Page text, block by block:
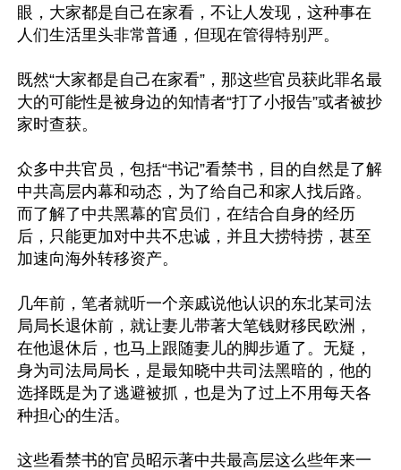
眼，大家都是自己在家看，不让人发现，这种事在
人们生活里头非常普通，但现在管得特别严。
既然“大家都是自己在家看”，那这些官员获此罪名最
大的可能性是被身边的知情者“打了小报告”或者被抄
家时查获。
众多中共官员，包括“书记”看禁书，目的自然是了解
中共高层内幕和动态，为了给自己和家人找后路。
而了解了中共黑幕的官员们，在结合自身的经历
后，只能更加对中共不忠诚，并且大捞特捞，甚至
加速向海外转移资产。
几年前，笔者就听一个亲戚说他认识的东北某司法
局局长退休前，就让妻儿带著大笔钱财移民欧洲，
在他退休后，也马上跟随妻儿的脚步遁了。无疑，
身为司法局局长，是最知晓中共司法黑暗的，他的
选择既是为了逃避被抓，也是为了过上不用每天各
种担心的生活。
这些看禁书的官员昭示著中共最高层这么些年来一